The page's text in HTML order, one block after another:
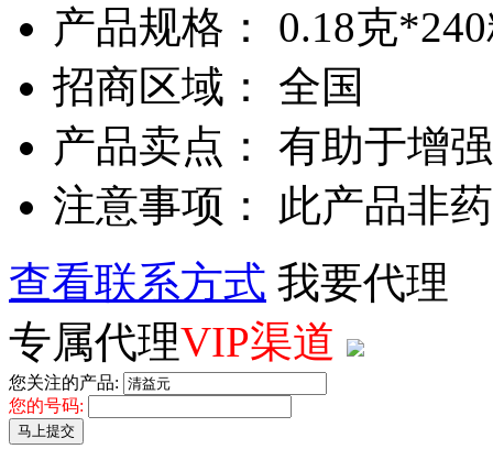
产品规格： 0.18克
招商区域： 全国
产品卖点： 有助于增
注意事项： 此产品非
查看联系方式 我要代理
专属代理VIP渠道
您关注的产品:
您的号码:
马上提交